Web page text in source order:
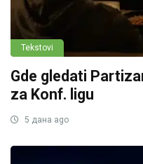
Tekstovi
Gde gledati
za Konf. ligu
5 дана ago